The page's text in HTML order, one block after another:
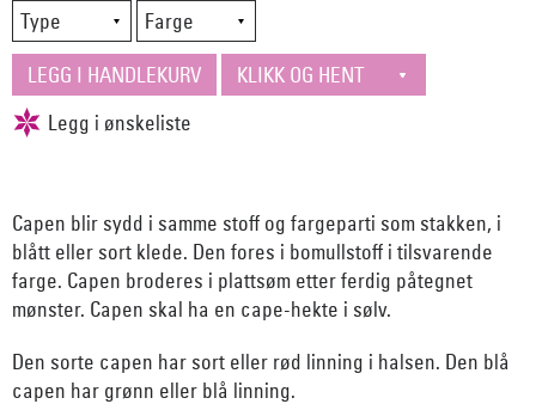
Capen blir sydd i samme stoff og fargeparti som stakken, i
blått eller sort klede. Den fores i bomullstoff i tilsvarende
farge. Capen broderes i plattsøm etter ferdig påtegnet
mønster. Capen skal ha en cape-hekte i sølv.
Den sorte capen har sort eller rød linning i halsen. Den blå
capen har grønn eller blå linning.